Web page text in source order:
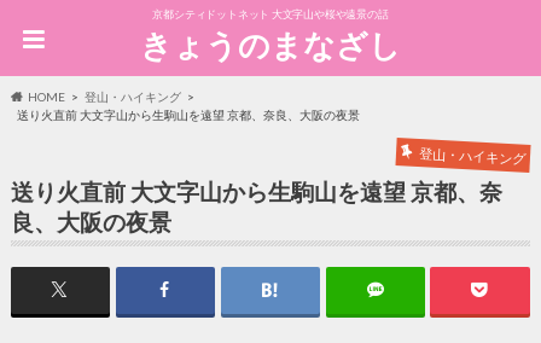
京都シティドットネット 大文字山や桜や遠景の話
きょうのまなざし
HOME
登山・ハイキング
送り火直前 大文字山から生駒山を遠望 京都、奈良、大阪の夜景
登山・ハイキング
送り火直前 大文字山から生駒山を遠望 京都、奈
良、大阪の夜景